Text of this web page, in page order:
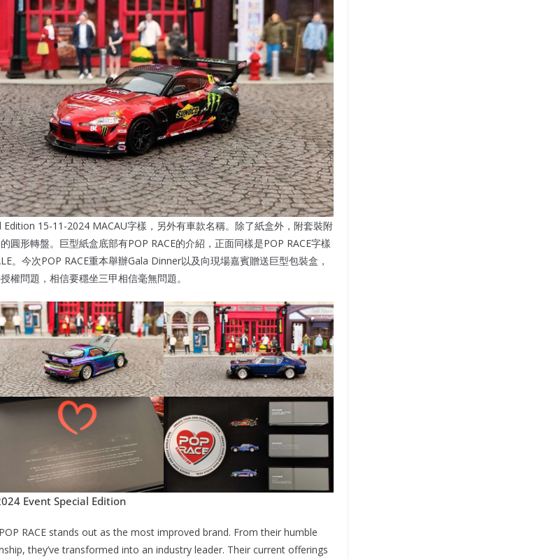
15-11-2024 MACAU字樣，另外有車款名稱。除了紙盒外，附套裝附
圓形轉盤。巨型紙盒底部有POP RACE的介紹，正面同樣是POP RACE字樣
。今次POP RACE重本舉辦Gala Dinner以及向現場嘉賓贈送巨型包裝盒，
權問題，相信要穩坐三甲相信毫無問題。
Event Special Edition
RACE stands out as the most improved brand. From their humble
they’ve transformed into an industry leader. Their current offerings